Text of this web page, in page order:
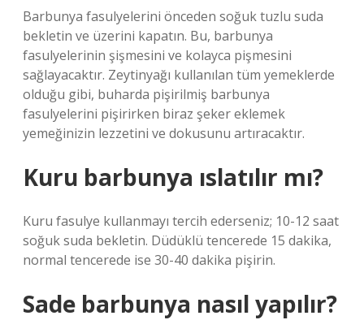
Barbunya fasulyelerini önceden soğuk tuzlu suda
bekletin ve üzerini kapatın. Bu, barbunya
fasulyelerinin şişmesini ve kolayca pişmesini
sağlayacaktır. Zeytinyağı kullanılan tüm yemeklerde
olduğu gibi, buharda pişirilmiş barbunya
fasulyelerini pişirirken biraz şeker eklemek
yemeğinizin lezzetini ve dokusunu artıracaktır.
Kuru barbunya ıslatılır mı?
Kuru fasulye kullanmayı tercih ederseniz; 10-12 saat
soğuk suda bekletin. Düdüklü tencerede 15 dakika,
normal tencerede ise 30-40 dakika pişirin.
Sade barbunya nasıl yapılır?